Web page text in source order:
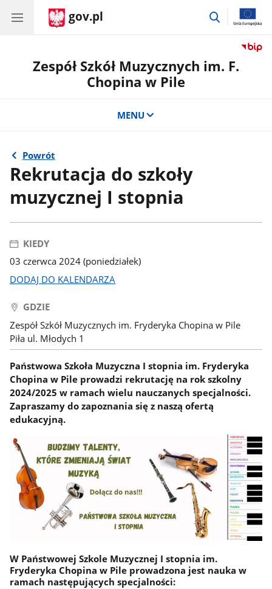
gov.pl
przejdź
Zespół Szkół Muzycznych im. F.
Chopina w Pile
MENU
Powrót
Rekrutacja do szkoły
muzycznej I stopnia
KIEDY
03 czerwca 2024 (poniedziałek)
DODAJ DO KALENDARZA
GDZIE
Zespół Szkół Muzycznych im. Fryderyka Chopina w Pile
Piła ul. Młodych 1
Państwowa Szkoła Muzyczna I stopnia im. Fryderyka
Chopina w Pile prowadzi rekrutację na rok szkolny
2024/2025 w ramach wielu nauczanych specjalności.
Zapraszamy do zapoznania się z naszą ofertą
edukacyjną.
W Państwowej Szkole Muzycznej I stopnia im.
Fryderyka Chopina w Pile prowadzona jest nauka w
ramach następujących specjalności: